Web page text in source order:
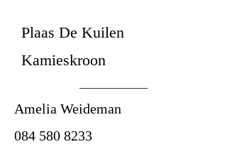
Plaas De Kuilen
Kamieskroon
Amelia Weideman
084 580 8233